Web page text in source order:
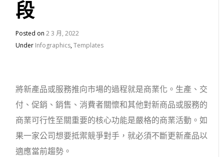
段
Posted on2 3 月, 2022
Under Infographics,Templates
將新產品或服務推向市場的過程就是商業化。生產、交
付、促銷、銷售、消費者關懷和其他對新商品或服務的
商業可行性至關重要的核心功能是嚴格的商業活動。如
果一家公司想要抵禦競爭對手，就必須不斷更新產品以
適應當前趨勢。